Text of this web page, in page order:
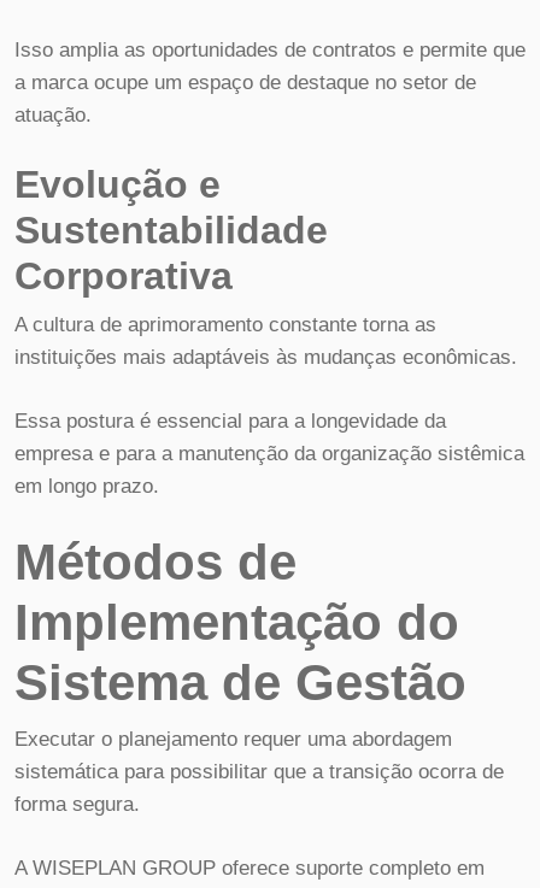
Isso amplia as oportunidades de contratos e permite que
a marca ocupe um espaço de destaque no setor de
atuação.
Evolução e
Sustentabilidade
Corporativa
A cultura de aprimoramento constante torna as
instituições mais adaptáveis às mudanças econômicas.
Essa postura é essencial para a longevidade da
empresa e para a manutenção da organização sistêmica
em longo prazo.
Métodos de
Implementação do
Sistema de Gestão
Executar o planejamento requer uma abordagem
sistemática para possibilitar que a transição ocorra de
forma segura.
A WISEPLAN GROUP oferece suporte completo em